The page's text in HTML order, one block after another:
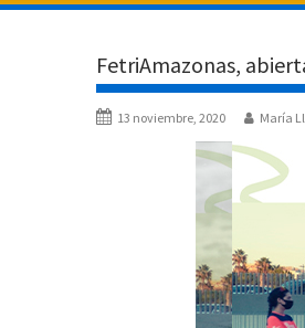
FetriAmazonas,
13 noviembre, 2020 María